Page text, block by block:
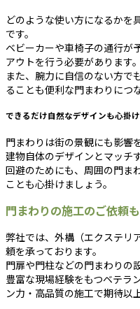
どのような使い方になるかを
です。
ベビーカーや車椅子の通行が
アウトを行う必要があります。
また、腕力に自信のない方で
ることも便利な門まわりにつ
できるだけ自然なデザインも心掛け
門まわりは街の景観にも影響
建物自体のデザインとマッチ
回避のためにも、周囲の門ま
ことも心掛けましょう。
門まわりの施工のご依頼
弊社では、外構（エクステリ
頼を承っております。
門扉や門柱などの門まわりの
豊富な現場経験をもつベテラ
ン力・高品質の施工で期待以